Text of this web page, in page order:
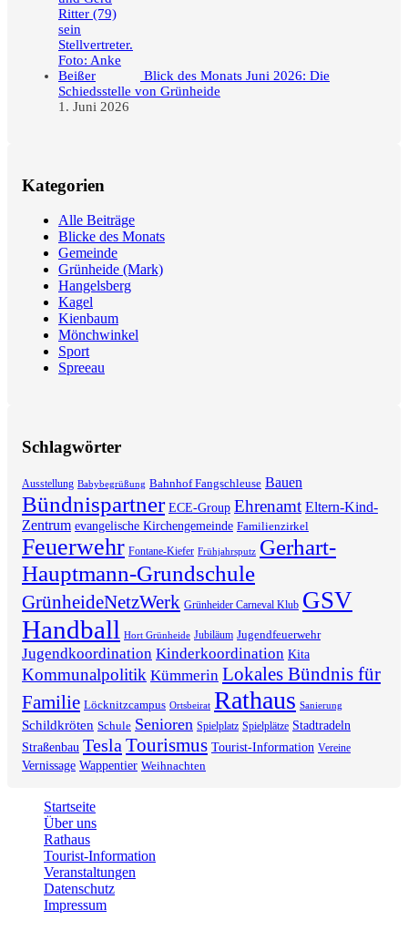
Blick des Monats Juni 2026: Die
Schiedsstelle von Grünheide
1. Juni 2026
Kategorien
Alle Beiträge
Blicke des Monats
Gemeinde
Grünheide (Mark)
Hangelsberg
Kagel
Kienbaum
Mönchwinkel
Sport
Spreeau
Schlagwörter
Ausstellung Babybegrüßung Bahnhof Fangschleuse Bauen
Bündnispartner ECE-Group Ehrenamt Eltern-Kind-
Zentrum evangelische Kirchengemeinde Familienzirkel
Feuerwehr Fontane-Kiefer Frühjahrsputz Gerhart-
Hauptmann-Grundschule
GrünheideNetzWerk Grünheider Carneval Klub GSV
Handball Hort Grünheide Jubiläum Jugendfeuerwehr
Jugendkoordination Kinderkoordination Kita
Kommunalpolitik Kümmerin Lokales Bündnis für
Familie Löcknitzcampus Ortsbeirat Rathaus Sanierung
Schildkröten Schule Senioren Spielplatz Spielplätze Stadtradeln
Straßenbau Tesla Tourismus Tourist-Information Vereine
Vernissage Wappentier Weihnachten
Startseite
Über uns
Rathaus
Tourist-Information
Veranstaltungen
Datenschutz
Impressum